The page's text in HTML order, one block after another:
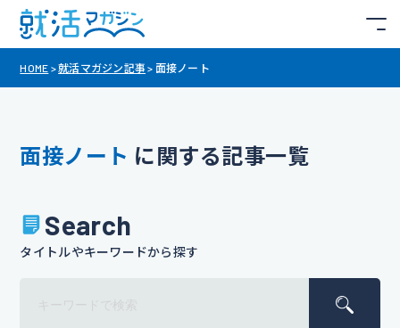
HOME >就活マガジン記事 > 面接ノート
面接ノート に関する記事一覧
Search
タイトルやキーワードから探す